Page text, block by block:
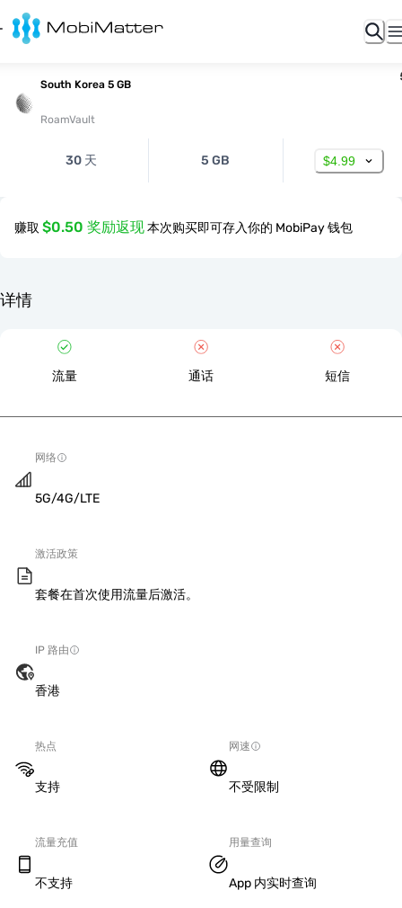
South Korea 5 GB
RoamVault
30 天 5 GB $4.99
赚取 $0.50 奖励返现本次购买即可存入你的 MobiPay 钱包
详情
流量 通话 短信
网络
5G/4G/LTE
激活政策
套餐在首次使用流量后激活。
IP 路由
香港
热点
支持
网速
不受限制
流量充值
不支持
用量查询
App 内实时查询